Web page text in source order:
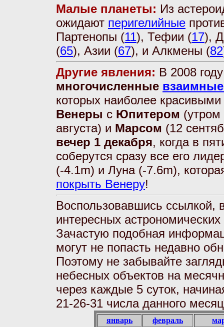
Малые планеты: Из
ожидают перигелийные
Партенопы (11), Тефии (17),
(65), Азии (67), и Алкмены (82
Другие явления: В 2008
многочисленные
которых наиболее
Венеры с Юпитером
августа) и Марсом (12
вечер 1 декабря, когда в
соберутся сразу все его
(-4.1m) и Луна (-7.6m),
покрыть Венеру!
Воспользовавшись ссылкой,
интересных
Зачастую подобная
могут не попасть недавно
Поэтому не забывайте
небесных объектов на
через каждые 5 суток,
21-26-31 числа данного
январь февраль